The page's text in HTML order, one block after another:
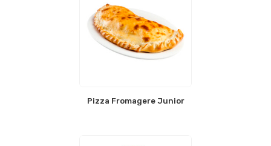
Pizza Fromagere Junior